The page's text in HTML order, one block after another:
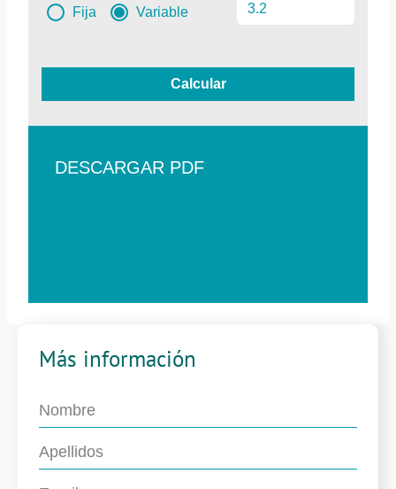
Fija Variable
Calcular
DESCARGAR PDF
Más información